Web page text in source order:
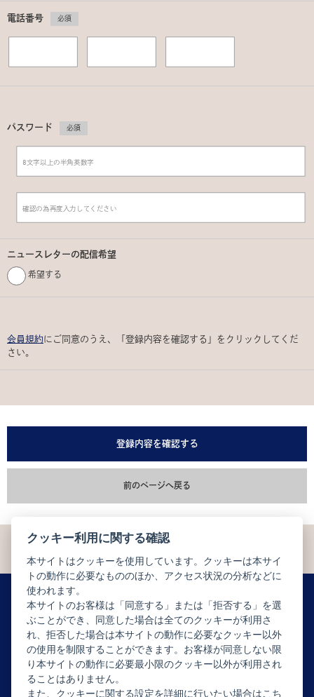
電話番号 必須
パスワード 必須
ニュースレターの配信希望
希望する
会員規約にご同意のうえ、「登録内容を確認する」をクリックしてくだ
さい。
登録内容を確認する
前のページへ戻る
ニュースレター配信登録はこちら
クッキー利用に関する確認
本サイトはクッキーを使用しています。クッキーは本サイ
トの動作に必要なもののほか、アクセス状況の分析などに
使われます。
本サイトのお客様は「同意する」または「拒否する」を選
ぶことができ、同意した場合は全てのクッキーが利用さ
れ、拒否した場合は本サイトの動作に必要なクッキー以外
の使用を制限することができます。お客様が同意しない限
り本サイトの動作に必要最小限のクッキー以外が利用され
ることはありません。
また、クッキーに関する設定を詳細に行いたい場合はこち